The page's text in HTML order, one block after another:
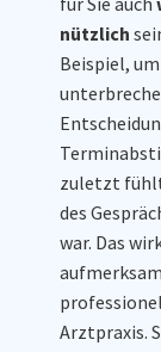
nützlich
Beispiel,
zuletzt fühlt
des
war. Das
Arztpraxis.